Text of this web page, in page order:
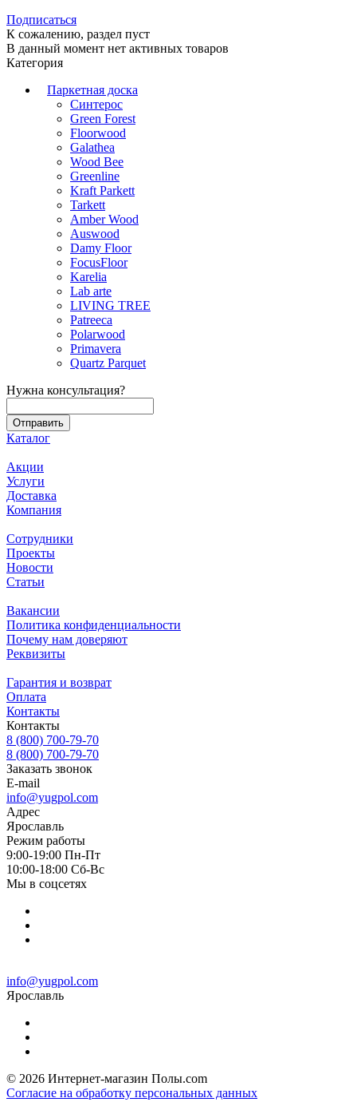
Подписаться
К сожалению, раздел пуст
В данный момент нет активных товаров
Категория
Паркетная доска
Синтерос
Green Forest
Floorwood
Galathea
Wood Bee
Greenline
Kraft Parkett
Tarkett
Amber Wood
Auswood
Damy Floor
FocusFloor
Karelia
Lab arte
LIVING TREE
Patreeca
Polarwood
Primavera
Quartz Parquet
Нужна консультация?
Каталог
Акции
Услуги
Доставка
Компания
Сотрудники
Проекты
Новости
Статьи
Вакансии
Политика конфиденциальности
Почему нам доверяют
Реквизиты
Гарантия и возврат
Оплата
Контакты
Контакты
8 (800) 700-79-70
8 (800) 700-79-70
Заказать звонок
E-mail
info@yugpol.com
Адрес
Ярославль
Режим работы
9:00-19:00 Пн-Пт
10:00-18:00 Cб-Вс
Мы в соцсетях
info@yugpol.com
Ярославль
© 2026 Интернет-магазин Полы.com
Согласие на обработку персональных данных